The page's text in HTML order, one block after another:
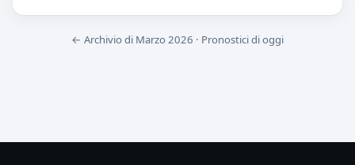
← Archivio di Marzo 2026 · Pronostici di oggi